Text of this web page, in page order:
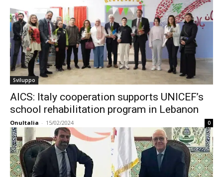
Sviluppo
AICS: Italy cooperation supports UNICEF’s
school rehabilitation program in Lebanon
OnuItalia - 15/02/2024 0